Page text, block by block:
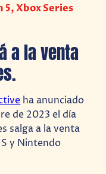
5, Xbox Series
a la venta
ha anunciado
de 2023 el día
salga a la venta
y Nintendo